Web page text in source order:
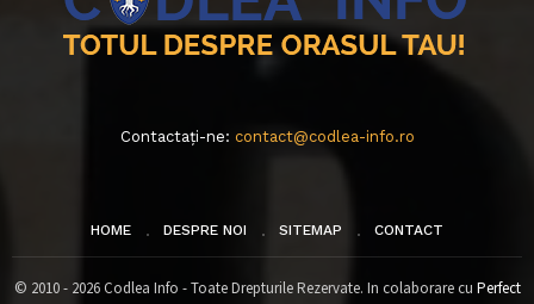
Contactați-ne: contact@codlea-info.ro
HOME DESPRE NOI SITEMAP CONTACT
© 2010 - 2026 Codlea Info - Toate Drepturile Rezervate. In colaborare cu Perfect